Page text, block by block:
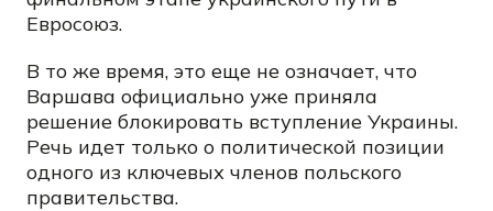
Евросоюз.
В то же время, это еще не означает, что
Варшава официально уже приняла
решение блокировать вступление Украины.
Речь идет только о политической позиции
одного из ключевых членов польского
правительства.